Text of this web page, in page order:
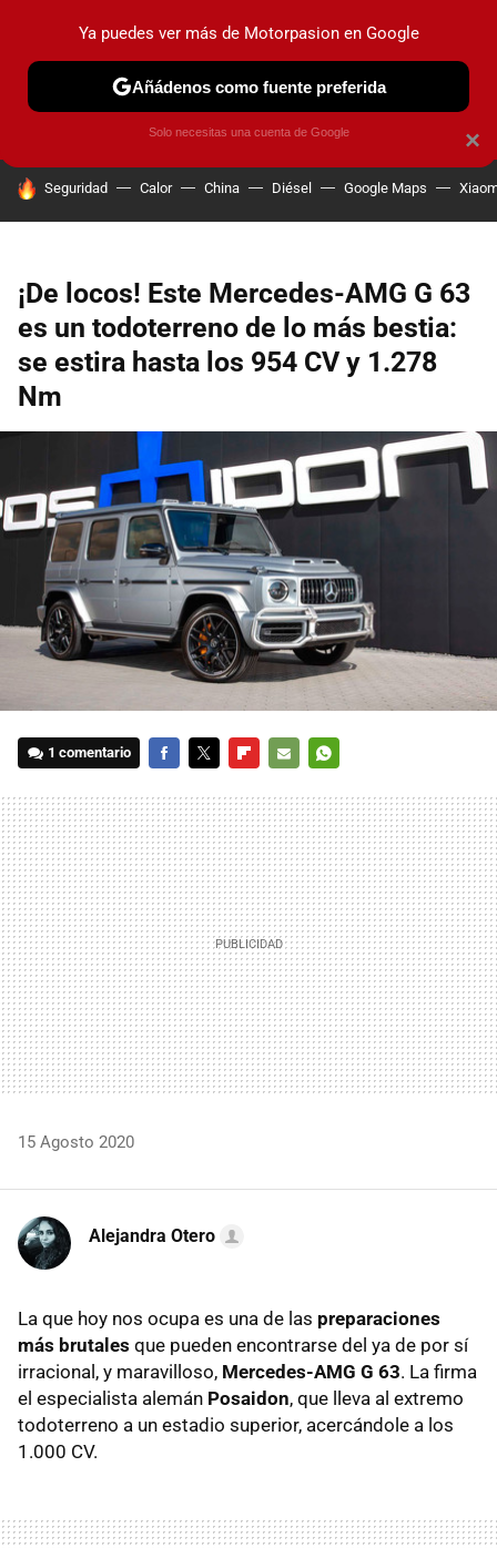
PRUEBAS COCHES ELÉCTRICOS OBSERVATORIO
HOY SE HABLA DE
Seguridad Calor China Diésel Google Maps
¡De locos! Este Mercedes-AMG G 63
es un todoterreno de lo más bestia:
se estira hasta los 954 CV y 1.278
Nm
1 comentario
MAIL
15 Agosto 2020
Alejandra Otero
La que hoy nos ocupa es una de las preparaciones
más brutales que pueden encontrarse del ya de por sí
irracional, y maravilloso, Mercedes-AMG G 63. La firma
el especialista alemán Posaidon, que lleva al extremo
todoterreno a un estadio superior, acercándole a los
1.000 CV.
×
Ya puedes ver más de Motorpasion en Google
Añádenos como fuente preferida
Solo necesitas una cuenta de Google